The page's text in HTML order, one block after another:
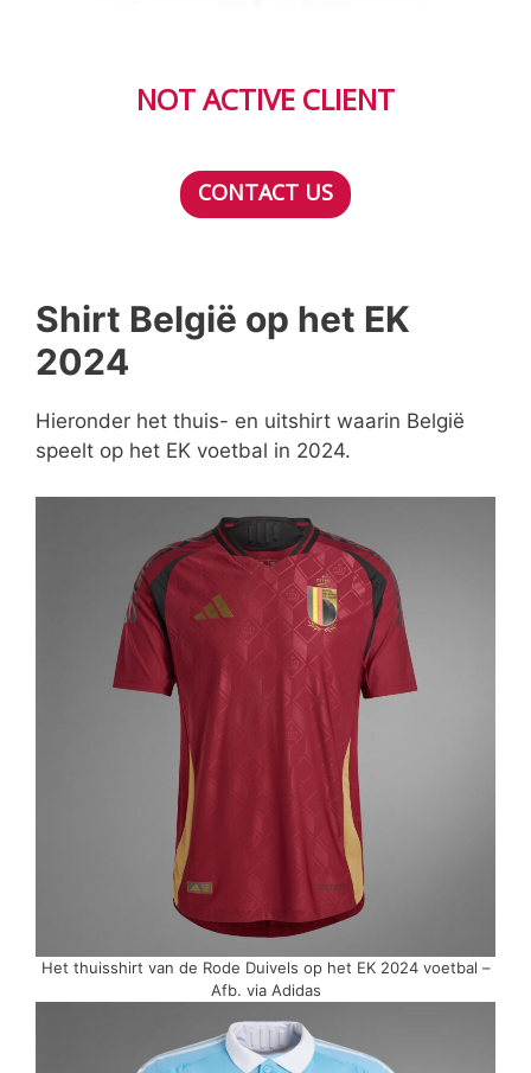
NOT ACTIVE CLIENT
CONTACT US
Shirt België op het EK
2024
Hieronder het thuis- en uitshirt waarin België
speelt op het EK voetbal in 2024.
Het thuisshirt van de Rode Duivels op het EK 2024 voetbal –
Afb. via Adidas